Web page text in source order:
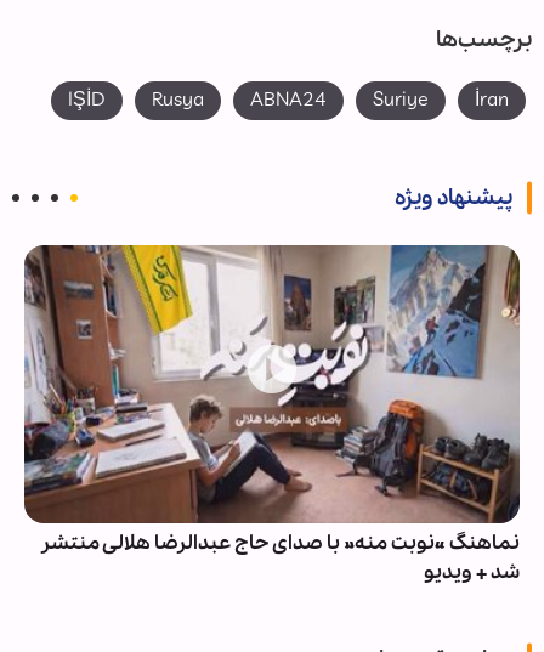
برچسب‌ها
İran
Suriye
ABNA24
Rusya
IŞİD
پیشنهاد ویژه
نماهنگ «نوبت منه» با صدای حاج عبدالرضا هلالی منتشر
شد + ویدیو